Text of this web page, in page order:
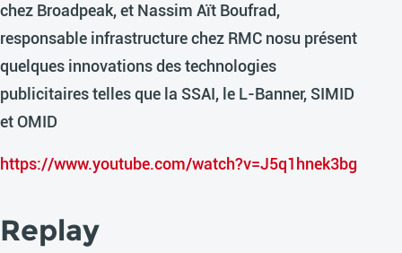
chez Broadpeak, et Nassim Aït Boufrad,
responsable infrastructure chez RMC nosu présent
quelques innovations des technologies
publicitaires telles que la SSAI, le L-Banner, SIMID
et OMID
https://www.youtube.com/watch?v=J5q1hnek3bg
Replay